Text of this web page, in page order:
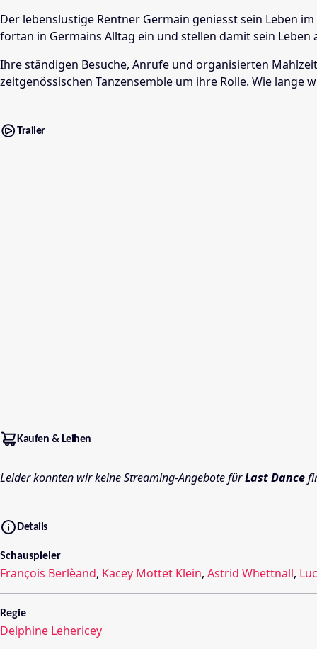
Der lebenslustige Rentner Germain geniesst sein Leben
fortan in Germains Alltag ein und stellen damit sein Leben
Ihre ständigen Besuche, Anrufe und organisierten
zeitgenössischen Tanzensemble um ihre Rolle. Wie
Trailer
Kaufen & Leihen
Leider konnten wir keine Streaming-Angebote fürLast Dance
Details
Schauspieler
François Berlèand, Kacey Mottet Klein, Astrid Whettnall,
Regie
Delphine Lehericey